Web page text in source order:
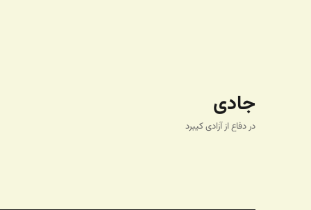
جادی
در دفاع از آزادی کیبرد